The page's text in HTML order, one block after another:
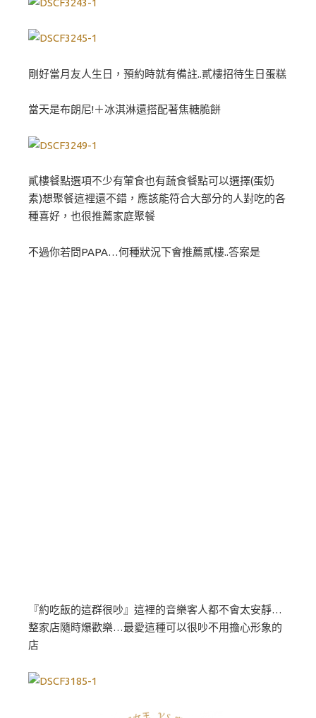
剛好當月友人生日，預約時就有備註..貳樓招待生日蛋糕
當天是布朗尼!＋冰淇淋還搭配著焦糖脆餅
貳樓餐點選項不少有葷食也有蔬食餐點可以選擇(蛋奶
素)想聚餐這裡還不錯，應該能符合大部分的人對吃的各
種喜好，也很推薦家庭聚餐
不過你若問PAPA…何種狀況下會推薦貳樓..答案是
『約吃飯的這群很吵』這裡的音樂客人都不會太安靜…
整家店隨時爆歡樂…最愛這種可以很吵不用擔心形象的
店